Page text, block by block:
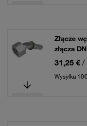
Złącze
złącza
31,25 € /
Wysyłka